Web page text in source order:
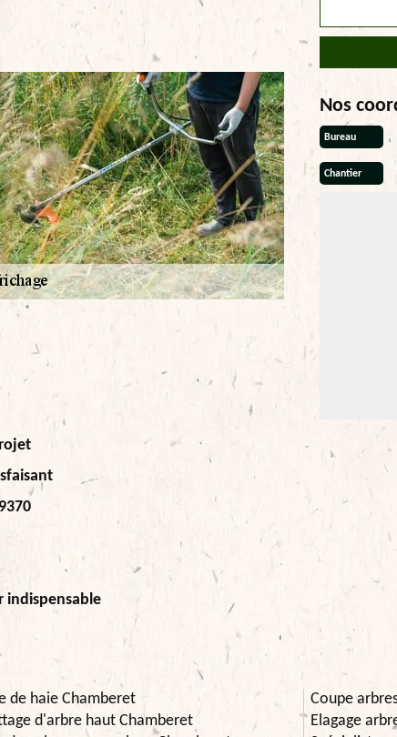
indispensable
Nos
Bureau
Chantier
de haie Chamberet
d'arbre haut Chamberet
Coupe
Elagage